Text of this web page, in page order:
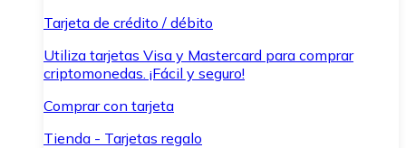
Tarjeta de crédito / débito
Utiliza tarjetas Visa y Mastercard para comprar
criptomonedas. ¡Fácil y seguro!
Comprar con tarjeta
Tienda - Tarjetas regalo